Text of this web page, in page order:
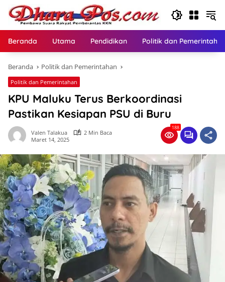
Langsung
konten
Beranda Utama Pendidikan Politik dan
Beranda Politik dan Pemerintahan
Politik dan Pemerintahan
KPU Maluku Terus Berkoordinasi
Pastikan Kesiapan PSU di Buru
Valen Talakua
2 Min Baca
Maret 14, 2025
188